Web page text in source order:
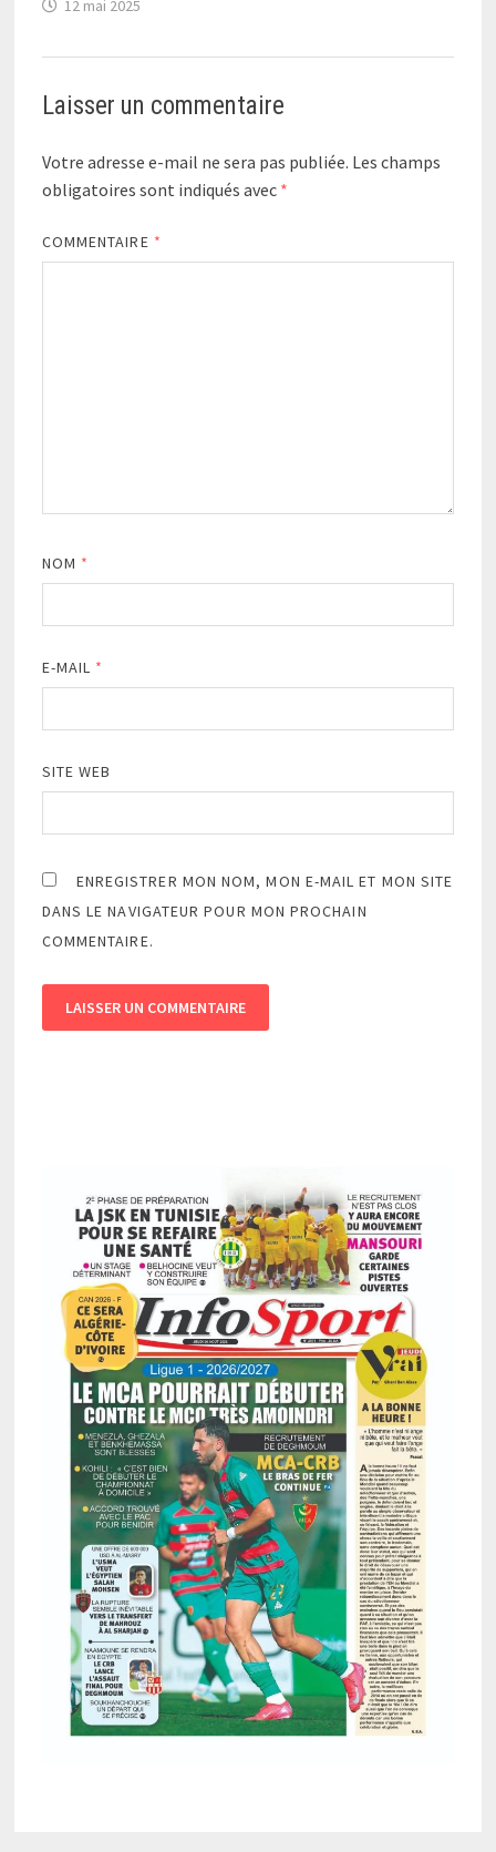
12 mai 2025
Laisser un commentaire
Votre adresse e-mail ne sera pas publiée. Les champs
obligatoires sont indiqués avec *
COMMENTAIRE *
NOM *
E-MAIL *
SITE WEB
ENREGISTRER MON NOM, MON E-MAIL ET MON SITE
DANS LE NAVIGATEUR POUR MON PROCHAIN
COMMENTAIRE.